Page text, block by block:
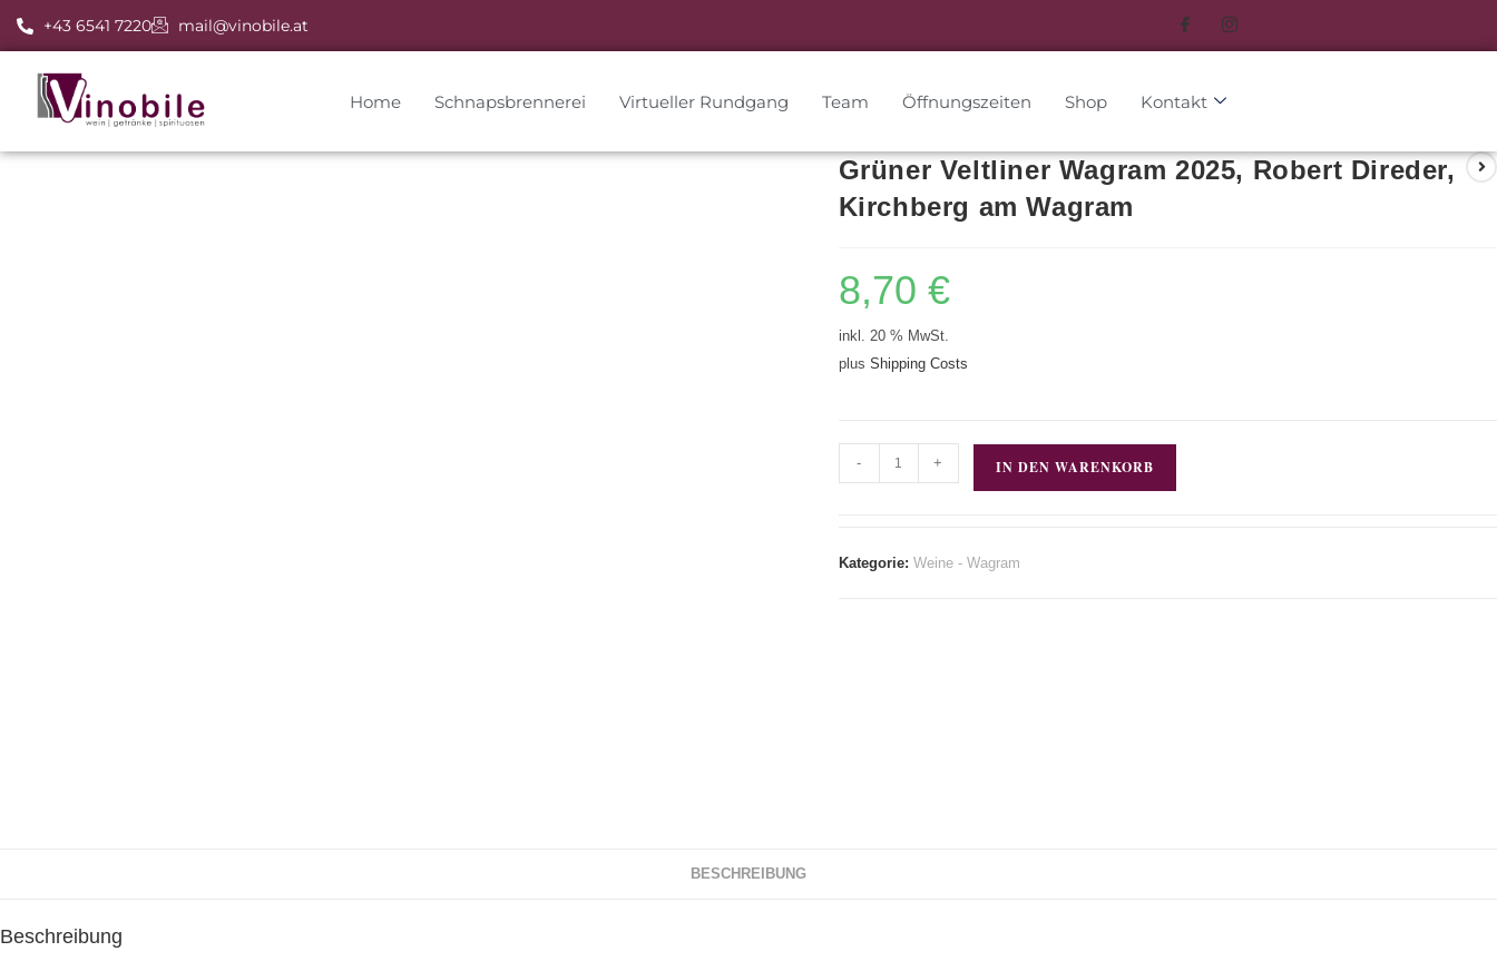
+43 6541 7220 mail@vinobile.at
Home Schnapsbrennerei Virtueller Rundgang Team Öffnungszeiten Shop Kontakt
Grüner Veltliner Wagram 2025, Robert Direder,
Kirchberg am Wagram
8,70 €
inkl. 20 % MwSt.
plus Shipping Costs
- + IN DEN WARENKORB
Kategorie: Weine - Wagram
BESCHREIBUNG
Beschreibung